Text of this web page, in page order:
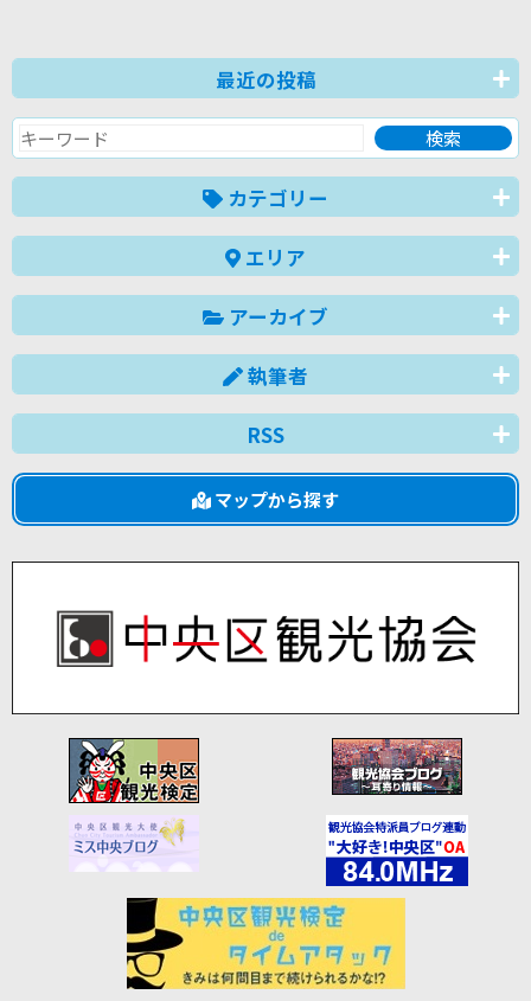
最近の投稿
カテゴリー
エリア
アーカイブ
執筆者
RSS
マップから探す